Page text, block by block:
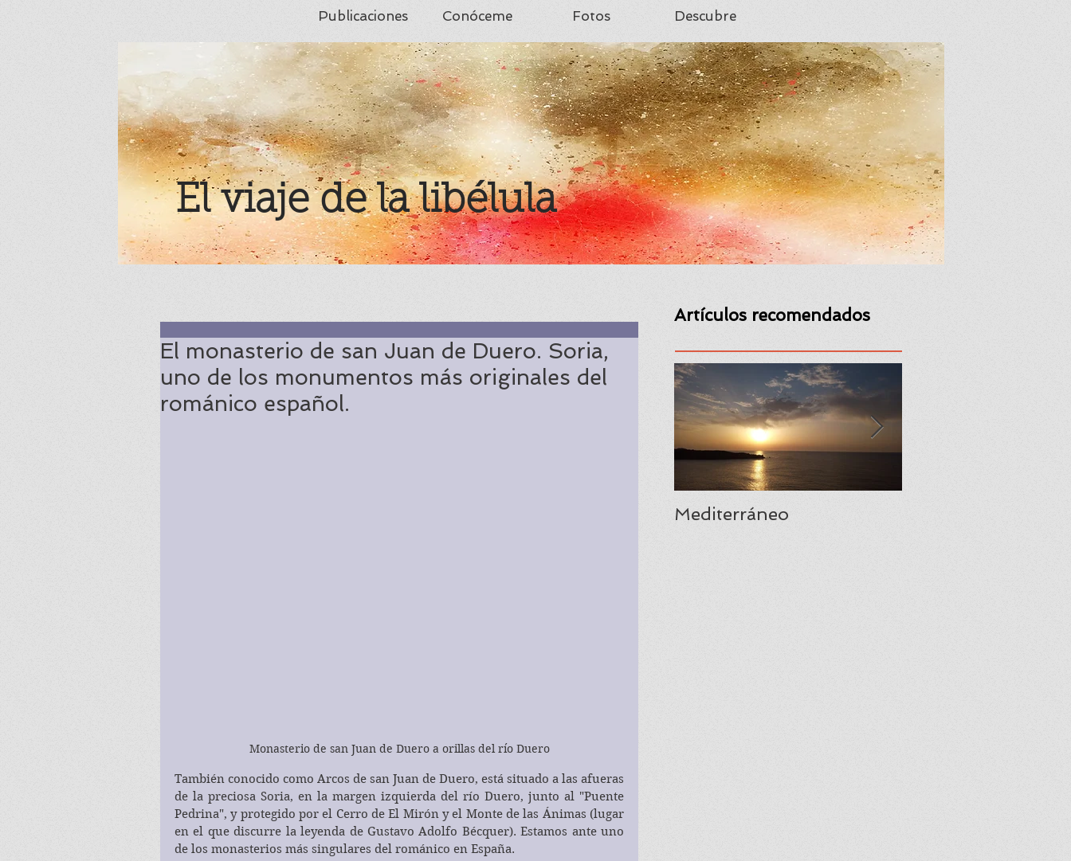
Publicaciones Conóceme Fotos Descubre
El viaje de la libélula
El monasterio de san Juan de Duero. Soria,
uno de los monumentos más originales del
románico español.
Monasterio de san Juan de Duero a orillas del río Duero
También conocido como Arcos de san Juan de Duero, está situado a las afueras
de la preciosa Soria, en la margen izquierda del río Duero, junto al "Puente
Pedrina", y protegido por el Cerro de El Mirón y el Monte de las Ánimas (lugar
en el que discurre la leyenda de Gustavo Adolfo Bécquer). Estamos ante uno
de los monasterios más singulares del románico en España.
Artículos recomendados
Mediterráneo